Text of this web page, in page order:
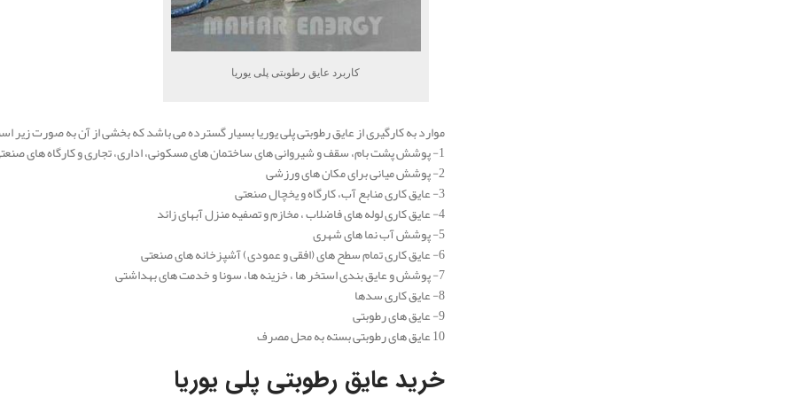
کاربرد عایق رطوبتی پلی یوریا
موارد به کارگیری از عایق رطوبتی پلی یوریا بسیار گسترده می باشد که بخشی از آن به صورت زیر
1- پوشش پشت بام، سقف و شیروانی های ساختمان های مسکونی، اداری، تجاری و کارگاه های صنعتی
2- پوشش میانی برای مکان های ورزشی
3- عایق کاری منابع آب، کارگاه و یخچال صنعتی
4- عایق کاری لوله های فاضلاب ، مخازم و تصفیه منزل آبهای زائد
5- پوشش آب نما های شهری
6- عایق کاری تمام سطح های (افقی و عمودی) آشپزخانه های صنعتی
7- پوشش و عایق بندی استخر ها ، خزینه ها، سونا و خدمت های بهداشتی
8- عایق کاری سدها
9- عایق های رطوبتی
10 عایق های رطوبتی بسته به محل مصرف
خرید عایق رطوبتی پلی یوریا